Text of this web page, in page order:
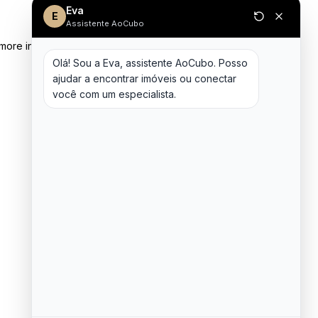
information)
E Eva
Assistente AoCubo
Olá! Sou a Eva, assistente AoCubo. Posso
ajudar a encontrar imóveis ou conectar
você com um especialista.